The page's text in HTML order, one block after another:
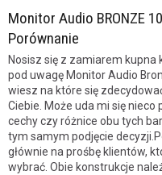
Monitor Audio BRONZE
Porównanie
Nosisz się z zamiarem
pod uwagę Monitor Audio
wiesz na które się
Ciebie. Może uda mi się
cechy czy różnice obu tych
tym samym podjęcie
głównie na prośbę klientów,
wybrać. Obie konstrukcje